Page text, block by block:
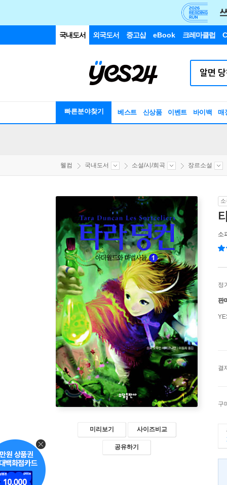
국내도서 외국도서 중고샵 eBook 크레마클럽
빠른분야찾기 베스트 신상품 이벤트 바이백 매
웰컴 국내도서 소설/시/희곡 장르소설
미리보기 사이즈비교
공유하기
소
정
판
결
구